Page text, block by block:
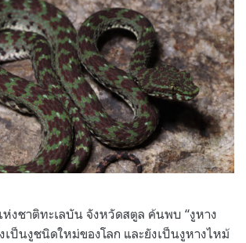
งชาติทะเลบัน จังหวัดสตูล ค้นพบ “งูหาง
ป็นงูชนิดใหม่ของโลก และยังเป็นงูหางไหม้